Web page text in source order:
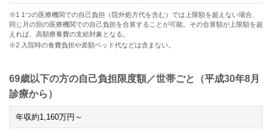
※1 1つの医療機関での自己負担（院外処方代を含む）では上限額を超えない場合、
同じ月の別の医療機関での自己負担を合算することが可能。その合算額が上限額を超
えれば、高額療養費の支給対象となる。
※2 入院時の食費負担や差額ベッド代などは含まない。
69歳以下の方の自己負担限度額／世帯ごと（平成30年8月
診療から）
年収約1,160万円～